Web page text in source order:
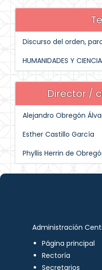
Discurso del orden,
HUMANIDADES Y
Director /
Alejandro Obregón
Esther Castillo García
Phyllis Herrin de
Administración
Página principal
Rectoría
Secretarios